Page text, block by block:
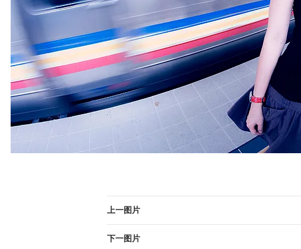
上一图片
下一图片